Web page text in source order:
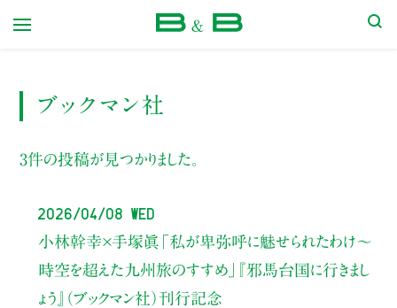
ブックマン社
3件の投稿が見つかりました。
2026/04/08 Wed
小林幹幸×手塚眞 「私が卑弥呼に魅せられたわけ～
時空を超えた九州旅のすすめ」
『邪馬台国に行きまし
ょう』（ブックマン社）刊行記念